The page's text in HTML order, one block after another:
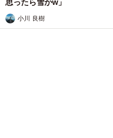
ごくて行けそうにない』と申
思ったら雪かw」
小川 良樹